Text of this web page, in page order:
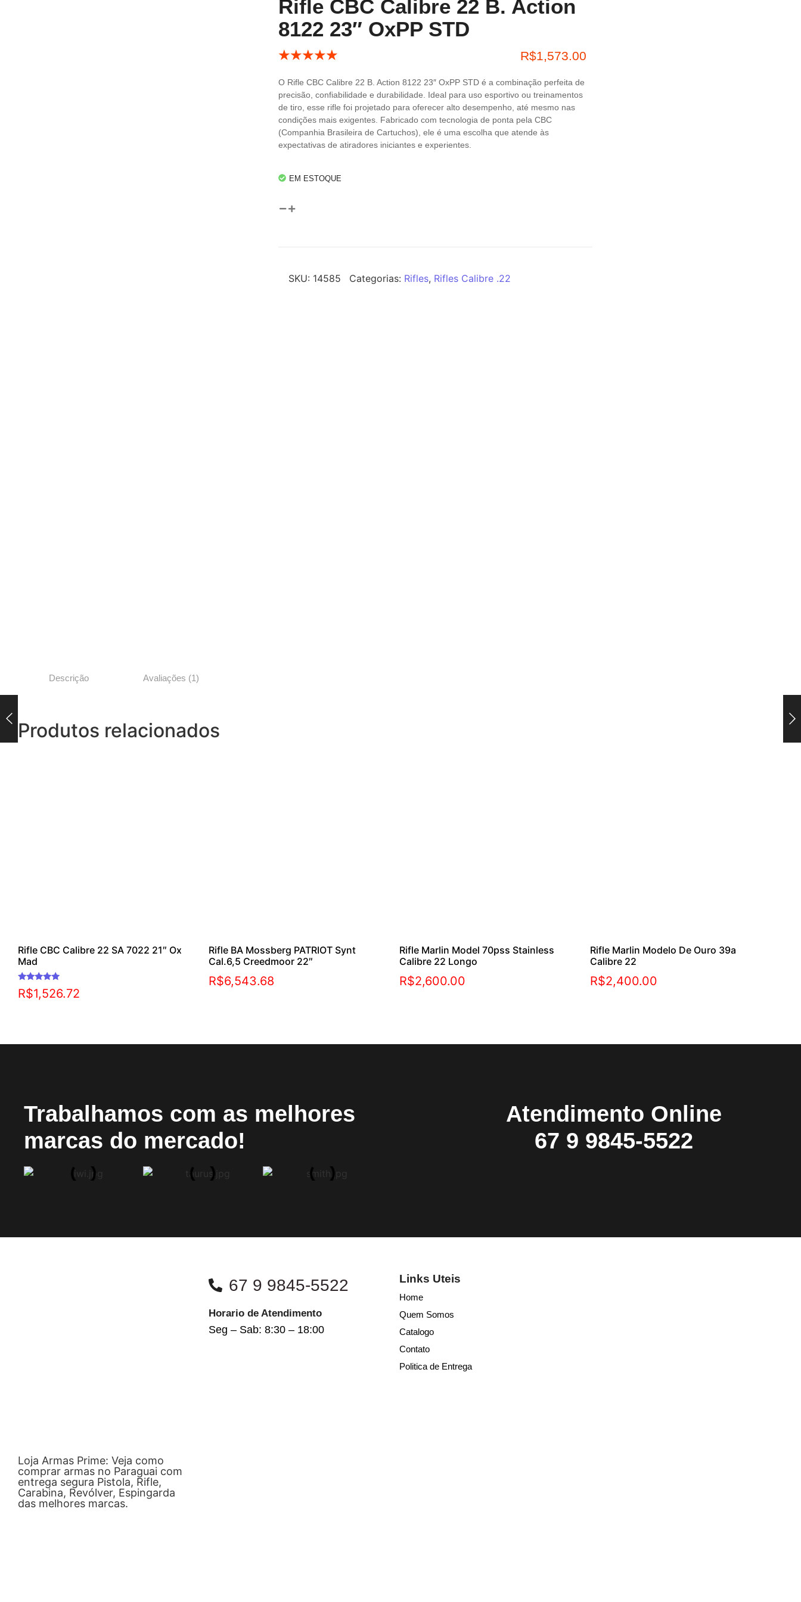
Rifle CBC Calibre 22 B. Action
8122 23″ OxPP STD
☆☆☆☆☆ R$1,573.00
O Rifle CBC Calibre 22 B. Action 8122 23″ OxPP STD é a combinação perfeita de
precisão, confiabilidade e durabilidade. Ideal para uso esportivo ou treinamentos
de tiro, esse rifle foi projetado para oferecer alto desempenho, até mesmo nas
condições mais exigentes. Fabricado com tecnologia de ponta pela CBC
(Companhia Brasileira de Cartuchos), ele é uma escolha que atende às
expectativas de atiradores iniciantes e experientes.
EM ESTOQUE
SKU: 14585 Categorias: Rifles, Rifles Calibre .22
Descrição Avaliações (1)
Produtos relacionados
Rifle CBC Calibre 22 SA 7022 21″ Ox
Mad
Avaliação
5.00
R$1,526.72
Rifle BA Mossberg PATRIOT Synt
Cal.6,5 Creedmoor 22″
R$6,543.68
Rifle Marlin Model 70pss Stainless
Calibre 22 Longo
R$2,600.00
Rifle Marlin Modelo De Ouro 39a
Calibre 22
R$2,400.00
Trabalhamos com as melhores
marcas do mercado!
Atendimento Online
67 9 9845-5522
Loja Armas Prime: Veja como
comprar armas no Paraguai com
entrega segura Pistola, Rifle,
Carabina, Revólver, Espingarda
das melhores marcas.
67 9 9845-5522
Horario de Atendimento
Seg – Sab: 8:30 – 18:00
Links Uteis
Home
Quem Somos
Catalogo
Contato
Politica de Entrega